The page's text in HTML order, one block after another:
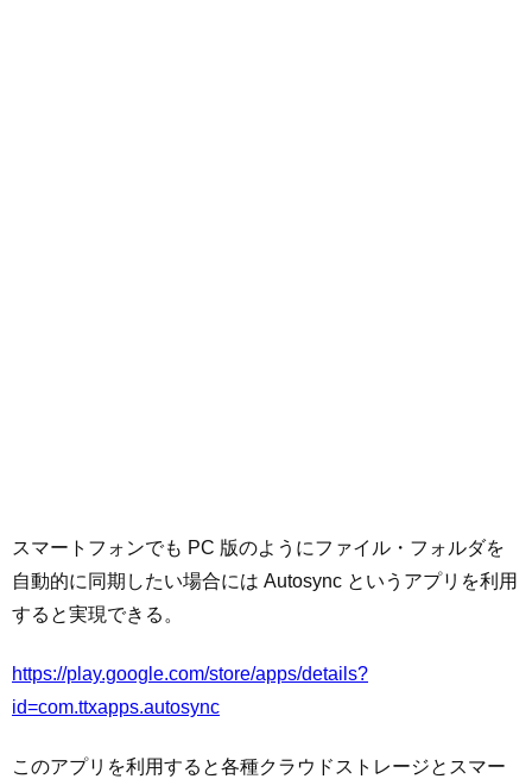
スマートフォンでも PC 版のようにファイル・フォルダを
自動的に同期したい場合には Autosync というアプリを利用
すると実現できる。
https://play.google.com/store/apps/details?
id=com.ttxapps.autosync
このアプリを利用すると各種クラウドストレージとスマー